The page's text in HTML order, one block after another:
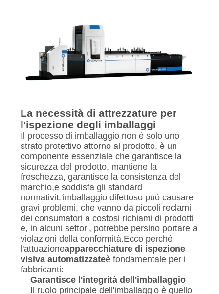
La necessità di attrezzature per
l'ispezione degli imballaggi
Il processo di imballaggio non è solo uno
strato protettivo attorno al prodotto, è un
componente essenziale che garantisce la
sicurezza del prodotto, mantiene la
freschezza, garantisce la consistenza del
marchio,e soddisfa gli standard
normativiL'imballaggio difettoso può causare
gravi problemi, che vanno da piccoli reclami
dei consumatori a costosi richiami di prodotti
e, in alcuni settori, potrebbe persino portare a
violazioni della conformità.Ecco perché
l'attuazioneapparecchiature di ispezione
visiva automatizzateè fondamentale per i
fabbricanti:
Garantisce l'integrità dell'imballaggio
Il ruolo principale dell'imballaggio è quello